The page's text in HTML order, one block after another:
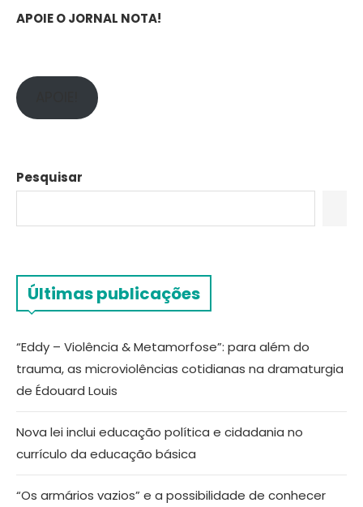
APOIE O JORNAL NOTA!
Pesquisar
Últimas publicações
“Eddy – Violência & Metamorfose”: para além do
trauma, as microviolências cotidianas na dramaturgia
de Édouard Louis
Nova lei inclui educação política e cidadania no
currículo da educação básica
“Os armários vazios” e a possibilidade de conhecer